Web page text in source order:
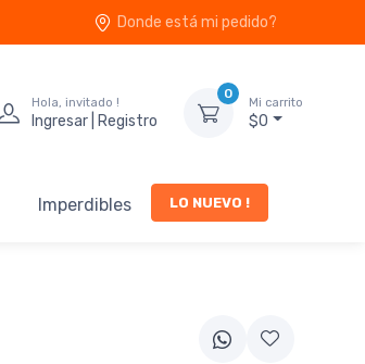
Donde está mi pedido?
Hola, invitado !
Ingresar | Registro
0
Mi carrito
$0
Imperdibles LO NUEVO !